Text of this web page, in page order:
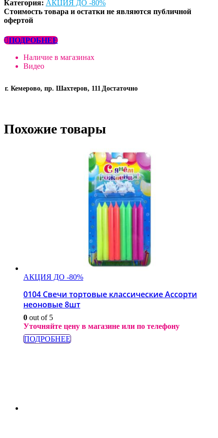
Категория: АКЦИЯ ДО -80%
Стоимость товара и остатки не являются публичной
офертой
ПОДРОБНЕЕ
Наличие в магазинах
Видео
г. Кемерово, пр. Шахтеров, 111Достаточно
Похожие товары
АКЦИЯ ДО -80%
0104 Свечи тортовые классические Ассорти
неоновые 8шт
0 out of 5
Уточняйте цену в магазине или по телефону
ПОДРОБНЕЕ